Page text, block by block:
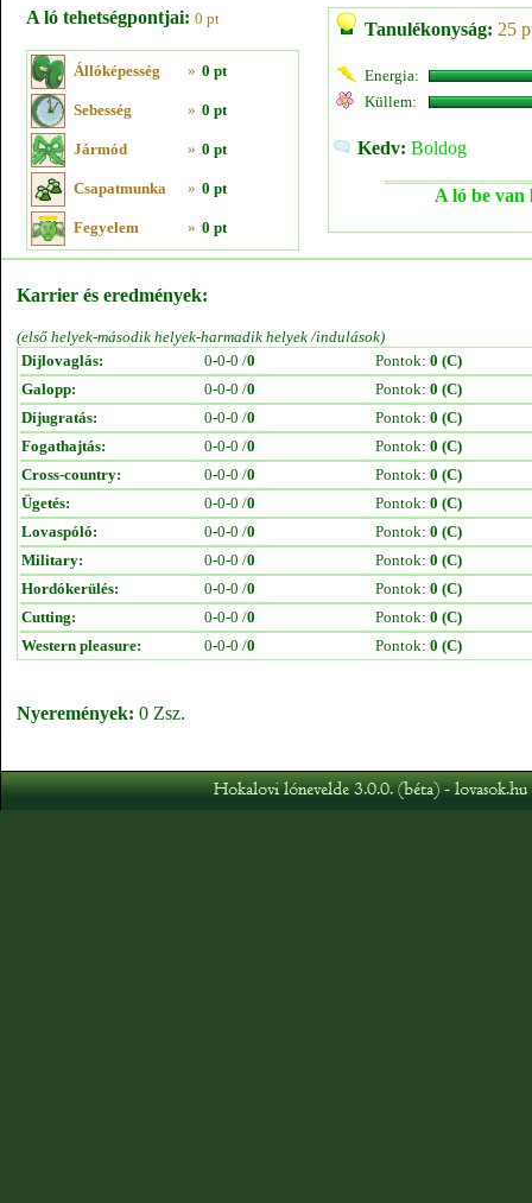
A ló tehetségpontjai: 0 pt
Állóképesség » 0 pt
Sebesség » 0 pt
Jármód » 0 pt
Csapatmunka » 0 pt
Fegyelem » 0 pt
Tanulékonyság: 25
Energia:
Küllem:
Kedv: Boldog
A ló be van
Karrier és eredmények:
(első helyek-második helyek-harmadik helyek /indulások)
Díjlovaglás:
0-0-0 /0 Pontok: 0 (C)
Galopp:
0-0-0 /0 Pontok: 0 (C)
Díjugratás:
0-0-0 /0 Pontok: 0 (C)
Fogathajtás:
0-0-0 /0 Pontok: 0 (C)
Cross-country:
0-0-0 /0 Pontok: 0 (C)
Ügetés:
0-0-0 /0 Pontok: 0 (C)
Lovaspóló:
0-0-0 /0 Pontok: 0 (C)
Military:
0-0-0 /0 Pontok: 0 (C)
Hordókerülés:
0-0-0 /0 Pontok: 0 (C)
Cutting:
0-0-0 /0 Pontok: 0 (C)
Western pleasure:
0-0-0 /0 Pontok: 0 (C)
Nyeremények: 0 Zsz.